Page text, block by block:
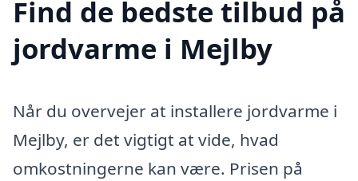
Find de bedste tilbud på
jordvarme i Mejlby
Når du overvejer at installere jordvarme i
Mejlby, er det vigtigt at vide, hvad
omkostningerne kan være. Prisen på